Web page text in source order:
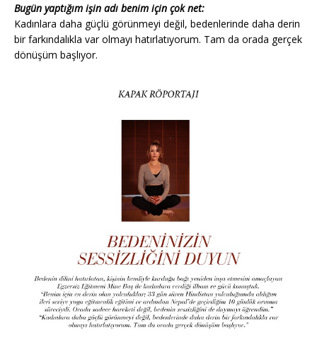
Bugün yaptığım işin adı benim için çok net:
Kadınlara daha güçlü görünmeyi değil, bedenlerinde daha derin
bir farkındalıkla var olmayı hatırlatıyorum. Tam da orada gerçek
dönüşüm başlıyor.